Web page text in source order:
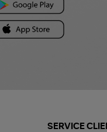
SERVICE